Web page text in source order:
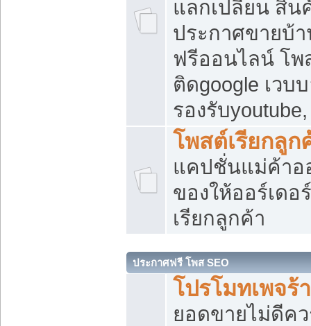
แลกเปลี่ยน สิน
ประกาศขายบ้
ฟรีออนไลน์ โพ
ติดgoogle เวบ
รองรับ
โพสต์เรียกลูก
แคปชั่นแม่ค้าอ
ของให้ออร์เดอ
เรียกลูกค้า
ประกาศฟรี โพส SEO
โปรโมทเพจร้
ยอดขายไม่ดีค